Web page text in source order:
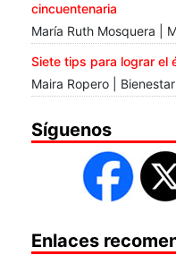
cincuentenaria
María Ruth Mosquera |
Siete tips para lograr el
Maira Ropero | Bienestar
Síguenos
Enlaces